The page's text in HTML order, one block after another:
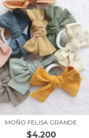
MOÑO FELISA GRANDE
$4.200